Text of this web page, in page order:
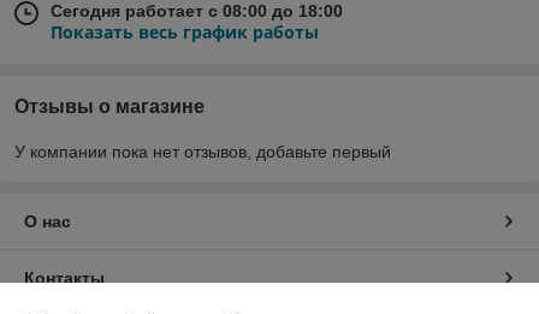
Сегодня работает с 08:00 до 18:00
Показать весь график работы
Отзывы о магазине
У компании пока нет отзывов, добавьте первый
О нас
Контакты